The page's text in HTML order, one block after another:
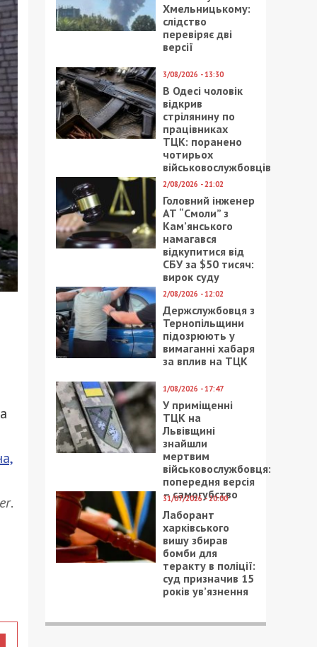
.
Хмельницькому:
слідство
перевіряє дві
версії
3/08/2026 - 13:30
В Одесі чоловік
відкрив
стрілянину по
працівниках
ТЦК: поранено
чотирьох
військовослужбовців
2/08/2026 - 21:02
Головний інженер
АТ “Смоли” з
Кам’янського
намагався
відкупитися від
СБУ за $50 тисяч:
вирок суду
2/08/2026 - 12:02
Держслужбовця з
Тернопільщини
підозрюють у
вимаганні хабаря
за вплив на ТЦК
1/08/2026 - 17:47
У приміщенні
ТЦК на
Львівщині
знайшли
мертвим
військовослужбовця:
попередня версія
– самогубство
31/07/2026 - 20:00
Лаборант
харківського
вишу збирав
бомби для
теракту в поліції:
суд призначив 15
років ув’язнення